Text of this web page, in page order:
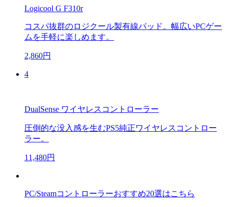
Logicool G F310r
コスパ抜群のロジクール製有線パッド。幅広いPCゲー
ムを手軽に楽しめます。
2,860円
4
DualSense ワイヤレスコントローラー
圧倒的な没入感を生むPS5純正ワイヤレスコントロー
ラー。
11,480円
PC/Steamコントローラーおすすめ20選はこちら